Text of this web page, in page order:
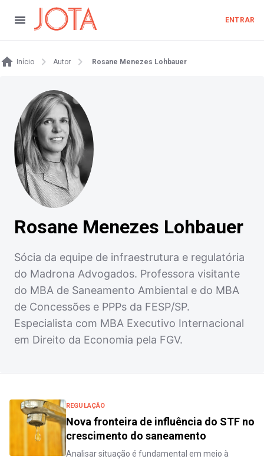
ENTRAR
Início Autor Rosane Menezes Lohbauer
Rosane Menezes Lohbauer
Sócia da equipe de infraestrutura e regulatória
do Madrona Advogados. Professora visitante
do MBA de Saneamento Ambiental e do MBA
de Concessões e PPPs da FESP/SP.
Especialista com MBA Executivo Internacional
em Direito da Economia pela FGV.
REGULAÇÃO
Nova fronteira de influência do STF no
crescimento do saneamento
Analisar situação é fundamental em meio à